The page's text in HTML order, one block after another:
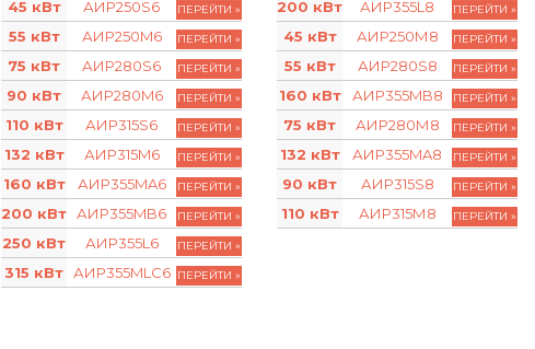
45 кВт
ПЕРЕЙТИ »
АИР250S6
55 кВт
ПЕРЕЙТИ »
АИР250M6
75 кВт
ПЕРЕЙТИ »
АИР280S6
90 кВт
ПЕРЕЙТИ »
АИР280M6
110 кВт
ПЕРЕЙТИ »
АИР315S6
132 кВт
ПЕРЕЙТИ »
АИР315M6
160 кВт
ПЕРЕЙТИ »
АИР355MA6
200 кВт
ПЕРЕЙТИ »
АИР355MB6
250 кВт
ПЕРЕЙТИ »
АИР355L6
315 кВт
ПЕРЕЙТИ »
АИР355MLC6
200 кВт
ПЕРЕЙТИ »
АИР355L8
45 кВт
ПЕРЕЙТИ »
АИР250М8
55 кВт
ПЕРЕЙТИ »
АИР280S8
160 кВт
ПЕРЕЙТИ »
АИР355MB8
75 кВт
ПЕРЕЙТИ »
АИР280М8
132 кВт
ПЕРЕЙТИ »
АИР355MA8
90 кВт
ПЕРЕЙТИ »
АИР315S8
110 кВт
ПЕРЕЙТИ »
АИР315М8